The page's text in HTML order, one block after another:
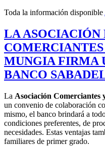
Toda la información disponible
LA ASOCIACIÓN
MUNGIA FIRMA
BANCO
La Asociación Comerciantes
un convenio de colaboración
mismo, el banco brindará a
condiciones preferentes, de
necesidades. Estas ventajas
familiares de primer grado.